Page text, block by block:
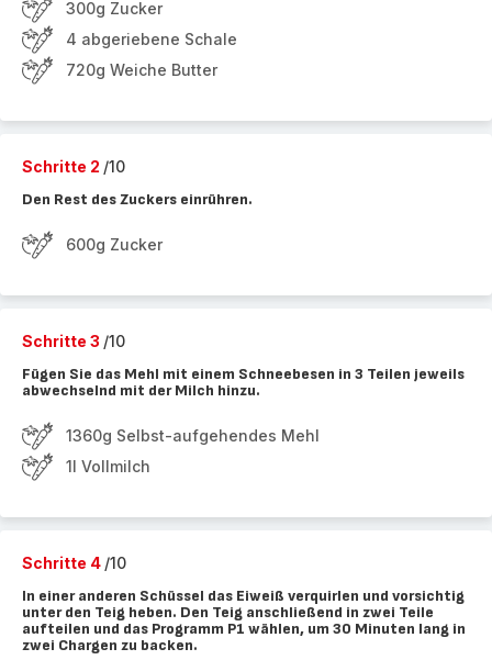
300g Zucker
4 abgeriebene Schale
720g Weiche Butter
Schritte 2 /10
Den Rest des Zuckers einrühren.
600g Zucker
Schritte 3 /10
Fügen Sie das Mehl mit einem Schneebesen in 3 Teilen jeweils
abwechselnd mit der Milch hinzu.
1360g Selbst-aufgehendes Mehl
1l Vollmilch
Schritte 4 /10
In einer anderen Schüssel das Eiweiß verquirlen und vorsichtig
unter den Teig heben. Den Teig anschließend in zwei Teile
aufteilen und das Programm P1 wählen, um 30 Minuten lang in
zwei Chargen zu backen.